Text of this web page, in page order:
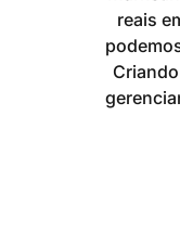
reais